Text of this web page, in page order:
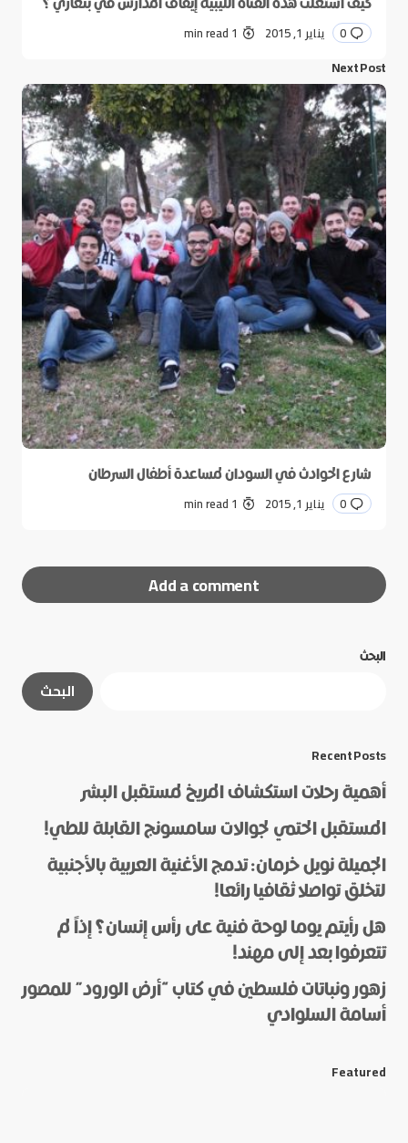
0 يناير 1, 2015 1 min read
Next Post
شارع الحوادث في السودان لمساعدة أطفال السرطان
0 يناير 1, 2015 1 min read
Add a comment
الحقول الإلزامية
Name
*
E-mail
*
البحث
البحث
Recent Posts
أهمية رحلات استكشاف المريخ لمستقبل البشر
المستقبل الحتمي لجوالات سامسونج القابلة للطي!
الجميلة نويل خرمان: تدمج الأغنية العربية بالأجنبية
لتخلق تواصلا ثقافيا رائعا!
هل رأيتم يوما لوحة فنية على رأس إنسان؟ إذاً لم
تتعرفوا بعد إلى مهند!
زهور ونباتات فلسطين في كتاب “أرض الورود” للمصور
أسامة السلوادي
Featured